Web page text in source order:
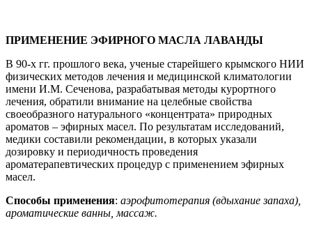
ПРИМЕНЕНИЕ ЭФИРНОГО МАСЛА ЛАВАНДЫ
В 90-х гг. прошлого века, ученые старейшего крымского НИИ
физических методов лечения и медицинской климатологии
имени И.М. Сеченова, разрабатывая методы курортного
лечения, обратили внимание на целебные свойства
своеобразного натурального «концентрата» природных
ароматов – эфирных масел. По результатам исследований,
медики составили рекомендации, в которых указали
дозировку и периодичность проведения
ароматерапевтических процедур с применением эфирных
масел.
Способы применения: аэрофитотерапия (вдыхание запаха),
ароматические ванны, массаж.